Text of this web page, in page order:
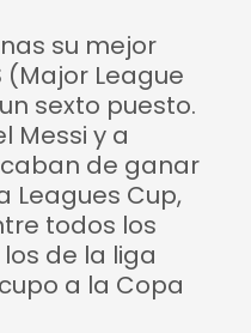
su mejor
(Major League
sexto puesto.
Messi y a
de ganar
Leagues Cup,
todos los
de la liga
a la Copa